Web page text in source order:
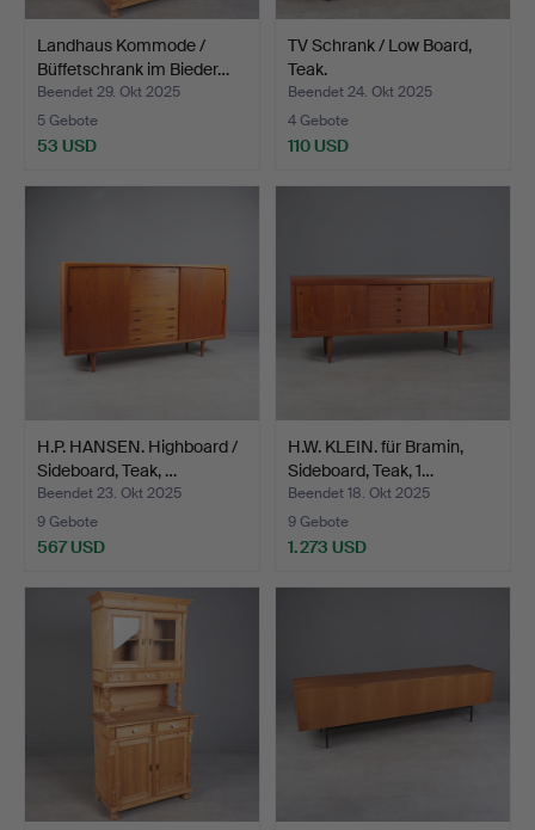
Landhaus Kommode /
Büffetschrank im Bieder…
Beendet 29. Okt 2025
5 Gebote
53 USD
TV Schrank / Low Board,
Teak.
Beendet 24. Okt 2025
4 Gebote
110 USD
H.P. HANSEN. Highboard /
Sideboard, Teak, …
Beendet 23. Okt 2025
9 Gebote
567 USD
H.W. KLEIN. für Bramin,
Sideboard, Teak, 1…
Beendet 18. Okt 2025
9 Gebote
1.273 USD